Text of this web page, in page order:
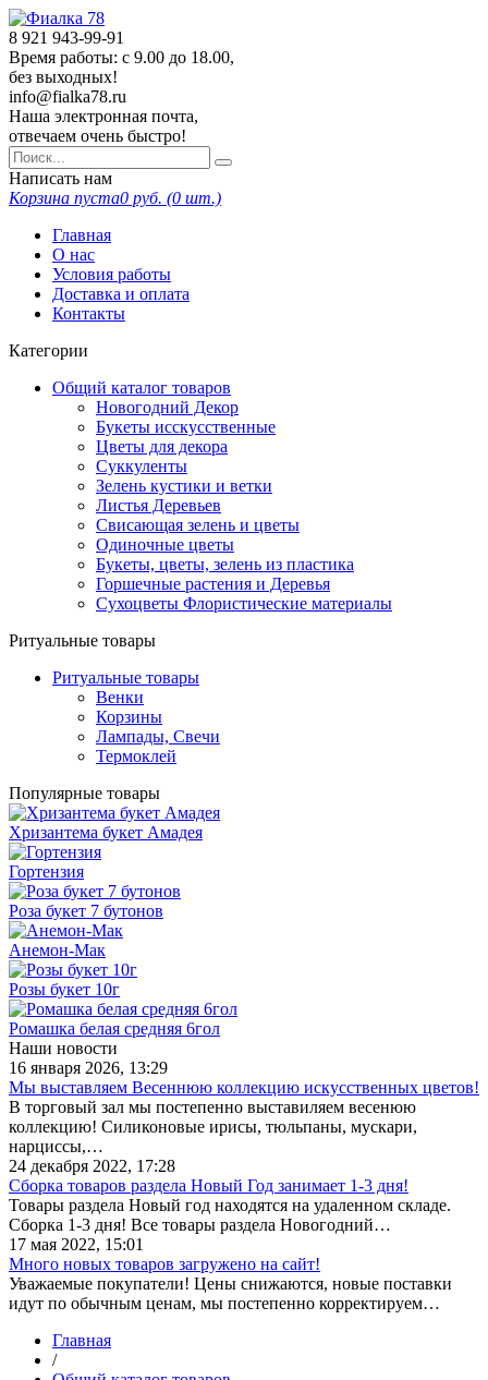
8 921 943-99-91
Время работы: с 9.00 до 18.00,
без выходных!
info@fialka78.ru
Наша электронная почта,
отвечаем очень быстро!
Написать нам
Корзина пуста0 руб. (0 шт.)
Главная
О нас
Условия работы
Доставка и оплата
Контакты
Категории
Общий каталог товаров
Новогодний Декор
Букеты исскусственные
Цветы для декора
Суккуленты
Зелень кустики и ветки
Листья Деревьев
Свисающая зелень и цветы
Одиночные цветы
Букеты, цветы, зелень из пластика
Горшечные растения и Деревья
Сухоцветы Флористические материалы
Ритуальные товары
Ритуальные товары
Венки
Корзины
Лампады, Свечи
Термоклей
Популярные товары
Хризантема букет Амадея
Гортензия
Роза букет 7 бутонов
Анемон-Мак
Розы букет 10г
Ромашка белая средняя 6гол
Наши новости
16 января 2026, 13:29
Мы выставляем Весеннюю коллекцию искусственных цветов!
В торговый зал мы постепенно выставиляем весенюю
коллекцию! Силиконовые ирисы, тюльпаны, мускари,
нарциссы,…
24 декабря 2022, 17:28
Сборка товаров раздела Новый Год занимает 1-3 дня!
Товары раздела Новый год находятся на удаленном складе.
Сборка 1-3 дня! Все товары раздела Новогодний…
17 мая 2022, 15:01
Много новых товаров загружено на сайт!
Уважаемые покупатели! Цены снижаются, новые поставки
идут по обычным ценам, мы постепенно корректируем…
Главная
/